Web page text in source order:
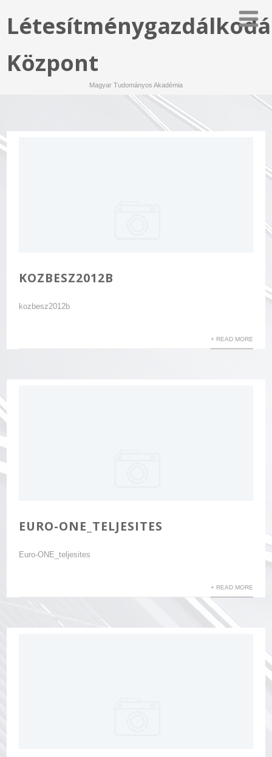
Központ
Magyar Tudományos Akadémia
KOZBESZ2012B
kozbesz2012b
+ READ MORE
EURO-ONE_TELJESITES
Euro-ONE_teljesites
+ READ MORE